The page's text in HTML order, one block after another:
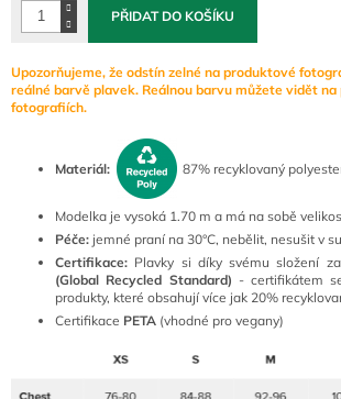
PŘIDAT DO KOŠÍKU
Upozorňujeme, že odstín zelné na produktové
reálné barvě plavek. Reálnou barvu můžete vidět na
fotografiích.
Materiál: 87% recyklovaný
Modelka je vysoká 1.70 m a má na sobě
Péče: jemné praní na 30°C, nebělit, nesušit v
Certifikace: Plavky si díky svému složení
(Global Recycled Standard) - certifikátem
produkty, které obsahují více jak 20%
Certifikace PETA (vhodné pro vegany)